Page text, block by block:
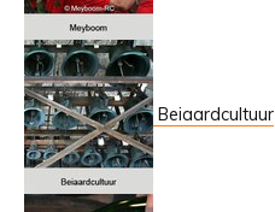
Beiaardcultuur